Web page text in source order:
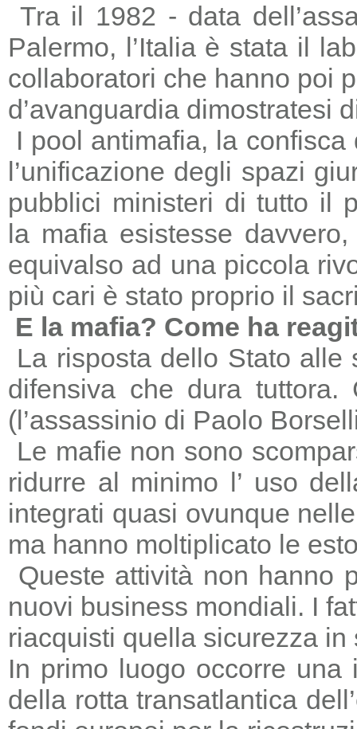
Tra il 1982 - data
Palermo, l’Italia è stata il
collaboratori che hanno poi
d’avanguardia dimostratesi
I pool antimafia, la
l’unificazione degli spazi
pubblici ministeri di tutto il
la mafia esistesse
equivalso ad una piccola
più cari è stato proprio il
E la mafia? Come ha
La risposta dello Stato alle
difensiva che dura
(l’assassinio di Paolo
Le mafie non sono
ridurre al minimo l’ uso
integrati quasi ovunque
ma hanno moltiplicato le
Queste attività non hanno
nuovi business mondiali. I
riacquisti quella sicurezza
In primo luogo occorre
della rotta transatlantica